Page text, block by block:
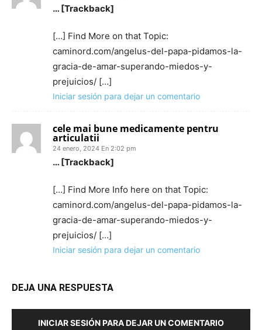
… [Trackback]
[…] Find More on that Topic:
caminord.com/angelus-del-papa-pidamos-la-
gracia-de-amar-superando-miedos-y-
prejuicios/ […]
Iniciar sesión para dejar un comentario
cele mai bune medicamente pentru
articulatii
24 enero, 2024 En 2:02 pm
… [Trackback]
[…] Find More Info here on that Topic:
caminord.com/angelus-del-papa-pidamos-la-
gracia-de-amar-superando-miedos-y-
prejuicios/ […]
Iniciar sesión para dejar un comentario
DEJA UNA RESPUESTA
INICIAR SESIÓN PARA DEJAR UN COMENTARIO